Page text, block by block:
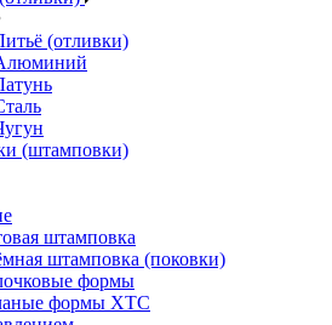
(отливки)
(штамповки)
штамповка
штамповка (поковки)
формы
формы ХТС